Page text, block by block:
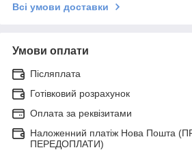
Всі умови доставки
Умови оплати
Післяплата
Готівковий розрахунок
Оплата за реквізитами
Наложенний платіж Нова Пошта
ПЕРЕДОПЛАТИ)